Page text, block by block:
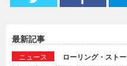
最新記事
ニュース
ローリング・スト